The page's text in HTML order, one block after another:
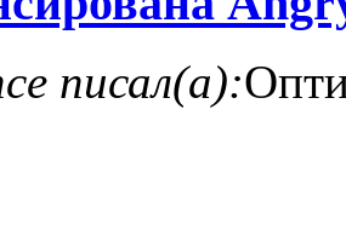
писал(а):